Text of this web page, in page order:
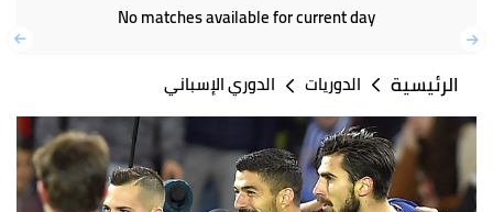
No matches available for current day
الرئيسية الدوريات الدوري الإسباني